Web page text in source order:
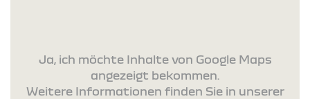
Ja, ich möchte Inhalte von Google Maps
angezeigt bekommen.
Weitere Informationen finden Sie in unserer